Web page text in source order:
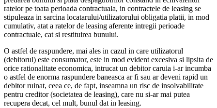
ratelor pe toata perioada contractuala, in contractele de leasing se
stipuleaza in sarcina locatarului/utilizatorului obligatia platii, in mod
cumulativ, atat a ratelor de leasing aferente intregii perioade
contractuale, cat si restituirea bunului.
O astfel de raspundere, mai ales in cazul in care utilizatorul
(debitorul) este consumator, este in mod evident excesiva si lipsita de
orice rationalitate economica, intrucat un debitor caruia i-ar incumba
o astfel de enorma raspundere baneasca ar fi sau ar deveni rapid un
debitor ruinat, ceea ce, de fapt, inseamna un risc de insolvabilitate
pentru creditor (societatea de leasing), care nu si-ar mai putea
recupera decat, cel mult, bunul dat in leasing.